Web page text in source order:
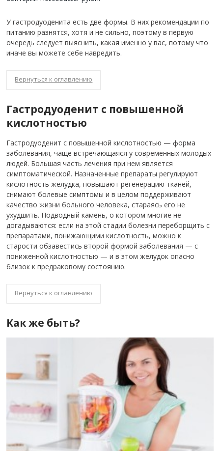
У гастродуоденита есть две формы. В них рекомендации по
питанию разнятся, хотя и не сильно, поэтому в первую
очередь следует выяснить, какая именно у вас, потому что
иначе вы можете себе навредить.
Вернуться к оглавлению
Гастродуоденит с повышенной
кислотностью
Гастродуоденит с повышенной кислотностью — форма
заболевания, чаще встречающаяся у современных молодых
людей. Большая часть лечения при нем является
симптоматической. Назначенные препараты регулируют
кислотность желудка, повышают регенерацию тканей,
снимают болевые симптомы и в целом поддерживают
качество жизни больного человека, стараясь его не
ухудшить. Подводный камень, о котором многие не
догадываются: если на этой стадии болезни переборщить с
препаратами, понижающими кислотность, можно к
старости обзавестись второй формой заболевания — с
пониженной кислотностью — и в этом желудок опасно
близок к предраковому состоянию.
Вернуться к оглавлению
Как же быть?